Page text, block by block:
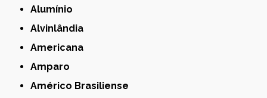
Alumínio
Alvinlândia
Americana
Amparo
Américo Brasiliense